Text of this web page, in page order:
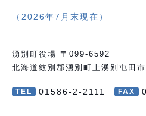
（2026年7月末現在）
湧別町役場 〒099-6592
北海道紋別郡湧別町上湧別屯田
TEL 01586-2-2111 FAX